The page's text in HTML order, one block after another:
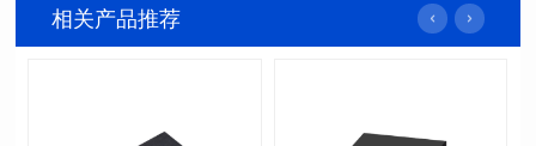
相关产品推荐